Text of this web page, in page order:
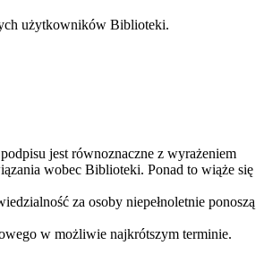
użytkowników Biblioteki.
jest równoznaczne z wyrażeniem
wobec Biblioteki. Ponad to wiąże się
za osoby niepełnoletnie ponoszą
w możliwie najkrótszym terminie.